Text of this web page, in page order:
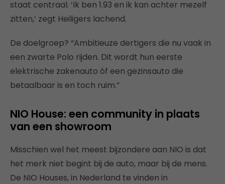
staat centraal. ‘Ik ben 1.93 en ik kan achter mezelf
zitten,’ zegt Heiligers lachend.
De doelgroep? “Ambitieuze dertigers die nu vaak in
een zwarte Polo rijden. Dit wordt hun eerste
elektrische zakenauto óf een gezinsauto die
betaalbaar is en toch ruim.”
NIO House: een community in plaats
van een showroom
Misschien wel het meest bijzondere aan NIO is dat
het merk niet begint bij de auto, maar bij de mens.
De NIO Houses, in Nederland te vinden in